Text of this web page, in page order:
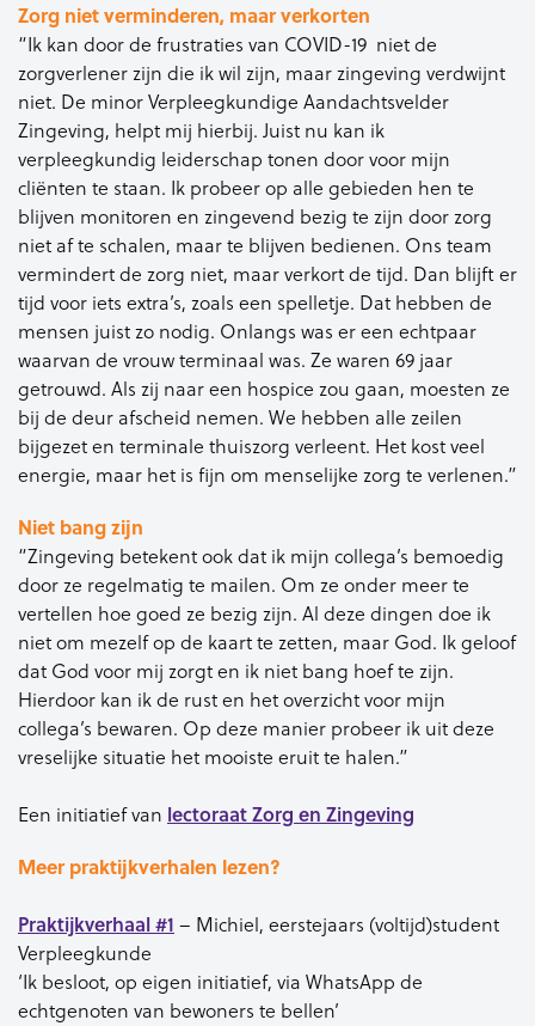
Zorg niet verminderen, maar verkorten
“Ik kan door de frustraties van COVID-19 niet de
zorgverlener zijn die ik wil zijn, maar zingeving verdwijnt
niet. De minor Verpleegkundige Aandachtsvelder
Zingeving, helpt mij hierbij. Juist nu kan ik
verpleegkundig leiderschap tonen door voor mijn
cliënten te staan. Ik probeer op alle gebieden hen te
blijven monitoren en zingevend bezig te zijn door zorg
niet af te schalen, maar te blijven bedienen. Ons team
vermindert de zorg niet, maar verkort de tijd. Dan blijft er
tijd voor iets extra’s, zoals een spelletje. Dat hebben de
mensen juist zo nodig. Onlangs was er een echtpaar
waarvan de vrouw terminaal was. Ze waren 69 jaar
getrouwd. Als zij naar een hospice zou gaan, moesten ze
bij de deur afscheid nemen. We hebben alle zeilen
bijgezet en terminale thuiszorg verleent. Het kost veel
energie, maar het is fijn om menselijke zorg te verlenen.”
Niet bang zijn
“Zingeving betekent ook dat ik mijn collega’s bemoedig
door ze regelmatig te mailen. Om ze onder meer te
vertellen hoe goed ze bezig zijn. Al deze dingen doe ik
niet om mezelf op de kaart te zetten, maar God. Ik geloof
dat God voor mij zorgt en ik niet bang hoef te zijn.
Hierdoor kan ik de rust en het overzicht voor mijn
collega’s bewaren. Op deze manier probeer ik uit deze
vreselijke situatie het mooiste eruit te halen.”
Een initiatief van lectoraat Zorg en Zingeving
Meer praktijkverhalen lezen?
Praktijkverhaal #1 – Michiel, eerstejaars (voltijd)student
Verpleegkunde
‘Ik besloot, op eigen initiatief, via WhatsApp de
echtgenoten van bewoners te bellen’